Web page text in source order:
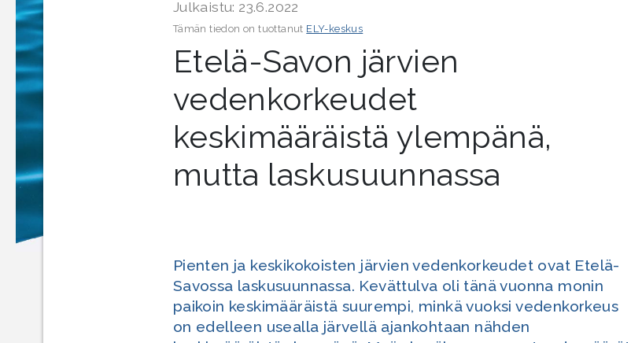
Julkaistu: 23.6.2022
Tämän tiedon on tuottanut ELY-keskus
Etelä-Savon järvien
vedenkorkeudet
keskimääräistä ylempänä,
mutta laskusuunnassa
Pienten ja keskikokoisten järvien vedenkorkeudet ovat Etelä-
Savossa laskusuunnassa. Kevättulva oli tänä vuonna monin
paikoin keskimääräistä suurempi, minkä vuoksi vedenkorkeus
on edelleen usealla järvellä ajankohtaan nähden